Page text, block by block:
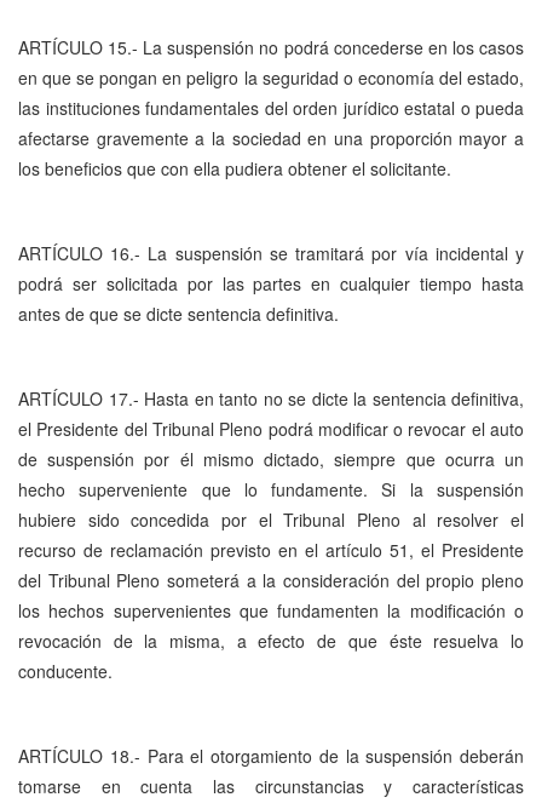
ARTÍCULO 15.- La suspensión no podrá concederse en los casos
en que se pongan en peligro la seguridad o economía del estado,
las instituciones fundamentales del orden jurídico estatal o pueda
afectarse gravemente a la sociedad en una proporción mayor a
los beneficios que con ella pudiera obtener el solicitante.
ARTÍCULO 16.- La suspensión se tramitará por vía incidental y
podrá ser solicitada por las partes en cualquier tiempo hasta
antes de que se dicte sentencia definitiva.
ARTÍCULO 17.- Hasta en tanto no se dicte la sentencia definitiva,
el Presidente del Tribunal Pleno podrá modificar o revocar el auto
de suspensión por él mismo dictado, siempre que ocurra un
hecho superveniente que lo fundamente. Si la suspensión
hubiere sido concedida por el Tribunal Pleno al resolver el
recurso de reclamación previsto en el artículo 51, el Presidente
del Tribunal Pleno someterá a la consideración del propio pleno
los hechos supervenientes que fundamenten la modificación o
revocación de la misma, a efecto de que éste resuelva lo
conducente.
ARTÍCULO 18.- Para el otorgamiento de la suspensión deberán
tomarse en cuenta las circunstancias y características